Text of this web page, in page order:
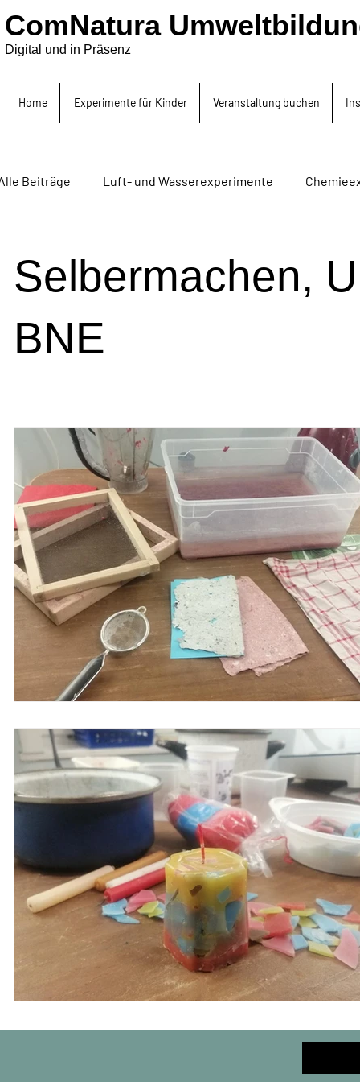
ComNatura
Digital und in Präsenz
Home Experimente für Kinder Veranstaltung buchen
Beiträge Luft- und Wasserexperimente
Selbermachen,
BNE